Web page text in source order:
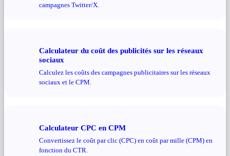
campagnes Twitter/X.
Calculateur du coût des publicités sur les réseaux
sociaux
Calculez les coûts des campagnes publicitaires sur les réseaux
sociaux et le CPM.
Calculateur CPC en CPM
Convertissez le coût par clic (CPC) en coût par mille (CPM) en
fonction du CTR.